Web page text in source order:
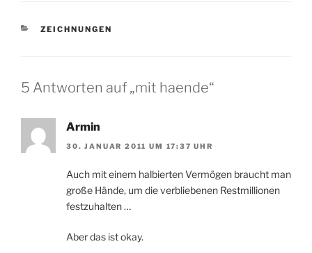
KATEGORIEN
ZEICHNUNGEN
5 Antworten auf „mit haende“
Armin
30. JANUAR 2011 UM 17:37 UHR
Auch mit einem halbierten Vermögen braucht man
große Hände, um die verbliebenen Restmillionen
festzuhalten …
Aber das ist okay.